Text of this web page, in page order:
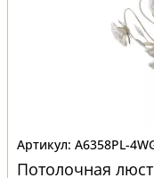
A6358PL-
Потолочная